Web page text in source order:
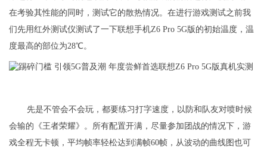
在考验其性能的同时，测试它的散热情况。在进行游戏测试之前我
们先用红外测试仪测试了一下联想手机Z6 Pro 5G版的初始温度，温
度最高的部位为28℃。
先是不管会不会玩，都要练习打字速度，以防和队友对喷时候
会输的《王者荣耀》。所有配置开满，尽量参加团战的情况下，游
戏全程无卡顿，平均帧率轻松达到满帧60帧，从波动的曲线图也可